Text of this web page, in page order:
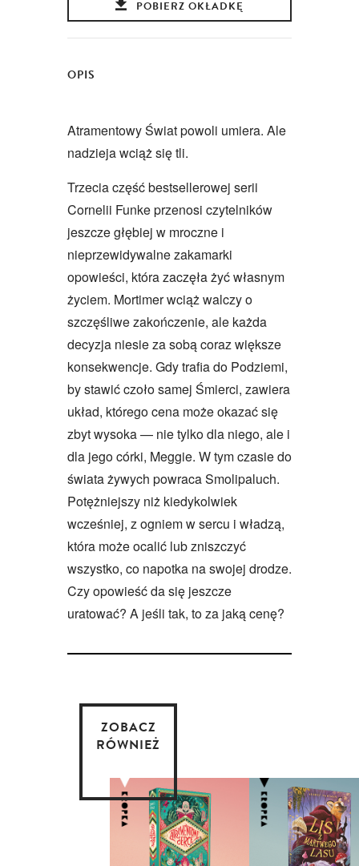
POBIERZ OKŁADKĘ
OPIS
Atramentowy Świat powoli umiera. Ale
nadzieja wciąż się tli.
Trzecia część bestsellerowej serii
Cornelii Funke przenosi czytelników
jeszcze głębiej w mroczne i
nieprzewidywalne zakamarki
opowieści, która zaczęła żyć własnym
życiem. Mortimer wciąż walczy o
szczęśliwe zakończenie, ale każda
decyzja niesie za sobą coraz większe
konsekwencje. Gdy trafia do Podziemi,
by stawić czoło samej Śmierci, zawiera
układ, którego cena może okazać się
zbyt wysoka — nie tylko dla niego, ale i
dla jego córki, Meggie. W tym czasie do
świata żywych powraca Smolipaluch.
Potężniejszy niż kiedykolwiek
wcześniej, z ogniem w sercu i władzą,
która może ocalić lub zniszczyć
wszystko, co napotka na swojej drodze.
Czy opowieść da się jeszcze
uratować? A jeśli tak, to za jaką cenę?
ZOBACZ
RÓWNIEŻ